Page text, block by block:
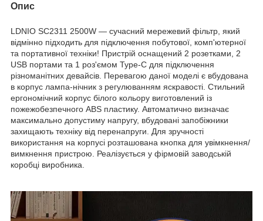
Опис
LDNIO SC2311 2500W — сучасний мережевий фільтр, який
відмінно підходить для підключення побутової, комп'ютерної
та портативної техніки! Пристрій оснащений 2 розетками, 2
USB портами та 1 роз'ємом Type-C для підключення
різноманітних девайсів. Перевагою даної моделі є вбудована
в корпус лампа-нічник з регулюванням яскравості. Стильний
ергономічний корпус білого кольору виготовлений із
пожежобезпечного ABS пластику. Автоматично визначає
максимально допустиму напругу, вбудовані запобіжники
захищають техніку від перенапруги. Для зручності
використання на корпусі розташована кнопка для увімкнення/
вимкнення пристрою. Реалізується у фірмовій заводській
коробці виробника.